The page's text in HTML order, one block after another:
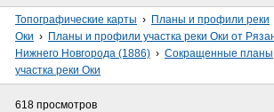
Топографические карты › Планы и профили реки
Оки › Планы и профили участка реки Оки от
Нижнего Новгорода (1886) › Сокращенные планы
участка реки Оки
618 просмотров